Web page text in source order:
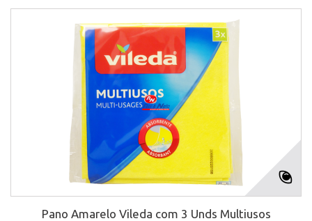
Pano Amarelo Vileda com 3 Unds Multiusos